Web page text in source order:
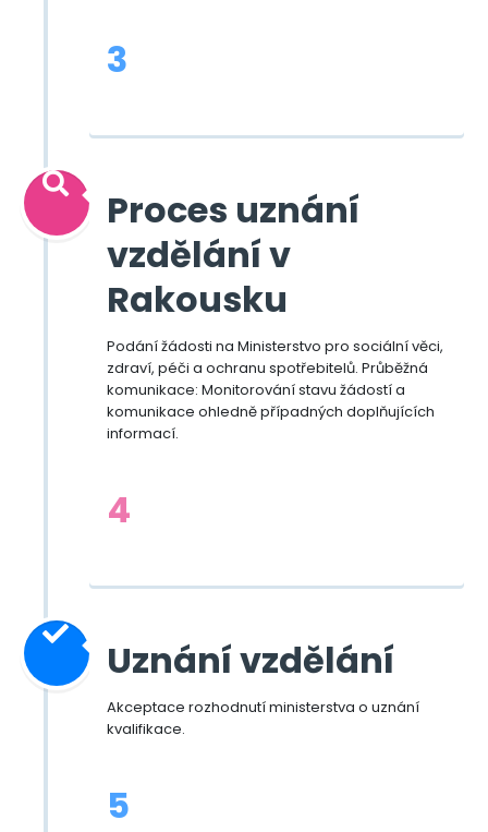
3
Proces uznání
vzdělání v
Rakousku
Podání žádosti na Ministerstvo pro sociální věci,
zdraví, péči a ochranu spotřebitelů. Průběžná
komunikace: Monitorování stavu žádostí a
komunikace ohledně případných doplňujících
informací.
4
Uznání vzdělání
Akceptace rozhodnutí ministerstva o uznání
kvalifikace.
5